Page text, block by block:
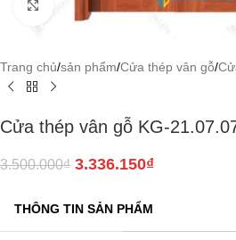
Trang chủ/sản phẩm/Cửa thép vân gỗ/
Cửa thép vân gỗ KG-
3.500.000₫ 3.336.150₫
THÔNG TIN SẢN PHẨM